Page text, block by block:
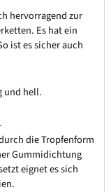
hervorragend zur
Es hat ein
ist es sicher auch
und hell.
die Tropfenform
Gummidichtung
eignet es sich